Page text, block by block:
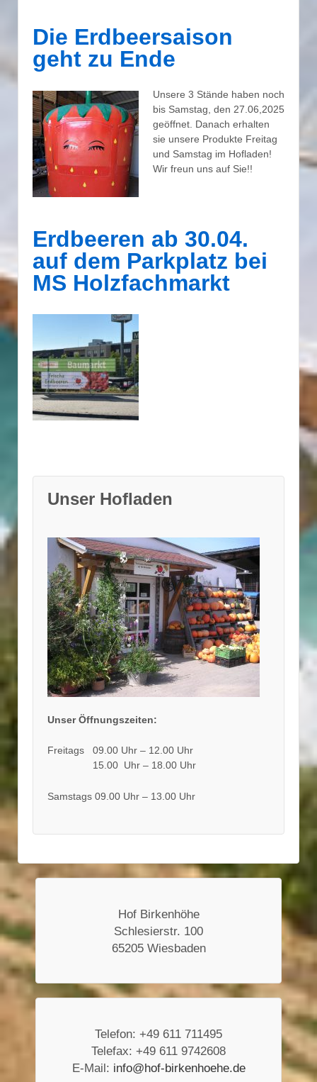
Die Erdbeersaison
geht zu Ende
Unsere 3 Stände haben noch
bis Samstag, den 27.06,2025
geöffnet. Danach erhalten
sie unsere Produkte Freitag
und Samstag im Hofladen!
Wir freun uns auf Sie!!
Erdbeeren ab 30.04.
auf dem Parkplatz bei
MS Holzfachmarkt
Unser Hofladen
Unser Öffnungszeiten:
Freitags 09.00 Uhr – 12.00 Uhr
15.00 Uhr – 18.00 Uhr
Samstags 09.00 Uhr – 13.00 Uhr
Hof Birkenhöhe
Schlesierstr. 100
65205 Wiesbaden
Telefon: +49 611 711495
Telefax: +49 611 9742608
E-Mail: info@hof-birkenhoehe.de